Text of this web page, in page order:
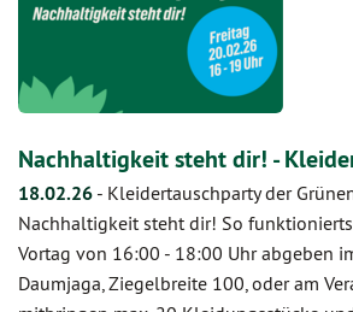
Nachhaltigkeit steht dir! -
18.02.26 - Kleidertauschparty der
Nachhaltigkeit steht dir! So
Vortag von 16:00 - 18:00 Uhr abgeben
Daumjaga, Ziegelbreite 100, oder am